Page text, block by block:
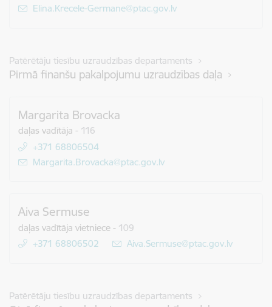
E-pasts:
Elina.Krecele-Germane@ptac.gov.lv
Patērētāju tiesību uzraudzības departaments
Pirmā finanšu pakalpojumu uzraudzības daļa
Margarita Brovacka
daļas vadītāja - 116
+371 68806504
E-pasts:
Margarita.Brovacka@ptac.gov.lv
Aiva Sermuse
daļas vadītāja vietniece - 109
+371 68806502
E-pasts:
Aiva.Sermuse@ptac.gov.lv
Patērētāju tiesību uzraudzības departaments